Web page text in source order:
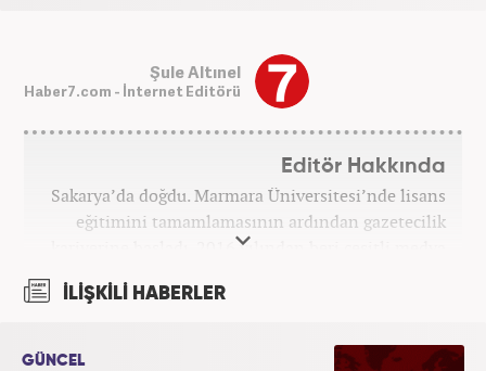
Şule Altınel
Haber7.com - İnternet Editörü
Editör Hakkında
Sakarya’da doğdu. Marmara Üniversitesi’nde lisans
eğitimini tamamlamasının ardından gazetecilik
kariyerine başladı. 2016 yılından beri çeşitli medya
itibaren Haber7’de ‘gündem editörü’ olarak
İLİŞKİLİ HABERLER
GÜNCEL